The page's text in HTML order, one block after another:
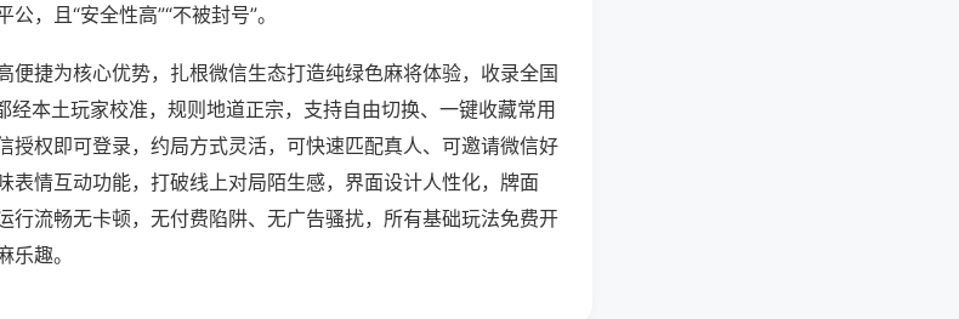
，且“安全性高”“不被封号”。
便捷为核心优势，扎根微信生态打造纯绿色麻将体验，收录全国
本土玩家校准，规则地道正宗，支持自由切换、一键收藏常用
授权即可登录，约局方式灵活，可快速匹配真人、可邀请微信好
表情互动功能，打破线上对局陌生感，界面设计人性化，牌面
行流畅无卡顿，无付费陷阱、无广告骚扰，所有基础玩法免费开
趣。